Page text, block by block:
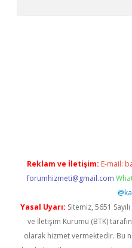
Reklam ve İletişim: E-mail:
forumhizmeti@gmail.com
Yasal Uyarı: Sitemiz, 5651
ve İletişim Kurumu (BTK)
olarak hizmet vermektedir. Bu